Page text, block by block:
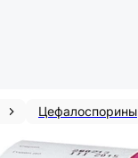
Цефалоспорины